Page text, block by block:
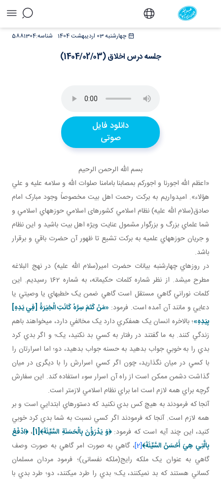
جلسه درس اخلاق (1404/02/03) - دفتر چهارشنبه 03 اردیبهشت 1404 5881304شناسه:
جلسه درس اخلاق (1404/02/03)
دانلود فایل
صوتی
بسم الله الرحمن الرحيم
«اعظم الله اجورنا و اجورکم بمصابنا بامامنا صلوات الله و سلامه عليه و علي
هؤلاء». اميدواريم به برکت رحمت اهل بيت مخصوصاً وجود مبارک امام
صادق(سلام الله عليه) نظام اسلامي کشورهای اسلامي حوزه هاي اسلامي و
شما علماي بزرگ و بزرگوار مشمول عنايت ويژه اهل بيت باشيد و اين نظام
و جريان حوزه هاي علميه به برکت تشيع تا ظهور آن حضرت باقي و برقرار
باشد.
در روز هاي چهارشنبه بيانات حضرت امير(سلام الله عليه) در نهج البلاغه
مطرح مي شد. از نظر شماره کلمات حکيمانه، به شماره 162 رسيديم. اين
کلمات نوراني گاهي مستقل است گاهي ضمن يک خطبه اي يا وصيتي يا
دعايي و مانند آن آمده است. فرمود: «مَنْ كَتَمَ سِرَّهُ كَانَتِ الْخِيَرَةُ [فِي يَدِهِ‏]
بِيَدِهِ‏»؛ بالاخره انسان يک همفکري دارد يک مخالفي دارد، مي خواهند باهم
زندگي کنند. به ما گفتند در رفتار به کسي بد نکنيد، يک؛ و اگر بدي کرد
بدي را به خوبي جواب بدهيد به حسنه جواب بدهيد، دو؛ اما اسرارتان را
با کسي در ميان نگذاريد، چون اگر کسي اسرارش را با ديگری در ميان
گذاشت دشمن ممکن است از راه آن اسرار سوء استفاده کند. اين سفارش
گرچه براي همه لازم است اما براي نظام اسلامي لازم تر است.
آنجا که فرمودند به هيچ کس بدي نکنيد که دستورهاي ابتدايي است و بر
همه لازم است. آنجا که فرمودند اگر کسي نسبت به شما بدي کرد خوبي
کنيد، اين چند آيه است که فرمود:﴿وَ يَدْرَؤُنَ بِالْحَسَنَةِ السَّيِّئَةَ﴾[1] ،﴿ادْفَعْ
بِالَّتِي هِيَ أَحْسَنُ السَّيِّئَةَ﴾[2] ، گاهي به صورت امر گاهي به صورت وصف
گاهي به عنوان يک ملکه رايج(ملکه نفسانی)؛ فرمود مردان مسلمان
کساني هستند که بد نمي کنند، يک؛ بدي را طرد مي کنند، دو؛ طرد بدي با